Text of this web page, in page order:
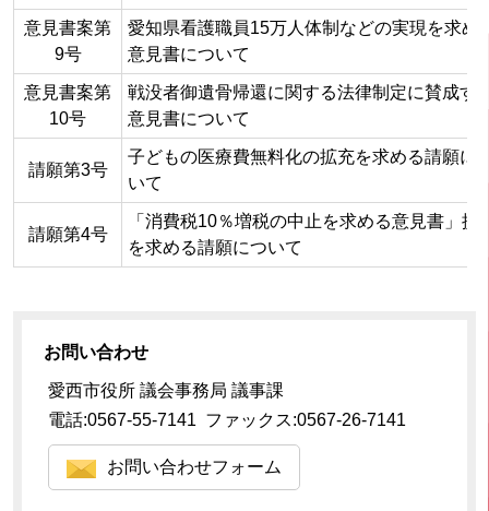
意見書案第
9号
愛知県看護職員15万人体制などの実現を求め
意見書について
意見書案第
10号
戦没者御遺骨帰還に関する法律制定に賛成す
意見書について
請願第3号
子どもの医療費無料化の拡充を求める請願に
いて
請願第4号
「消費税10％増税の中止を求める意見書」提
を求める請願について
お問い合わせ
愛西市役所 議会事務局 議事課
電話:0567-55-7141 ファックス:0567-26-7141
お問い合わせフォーム